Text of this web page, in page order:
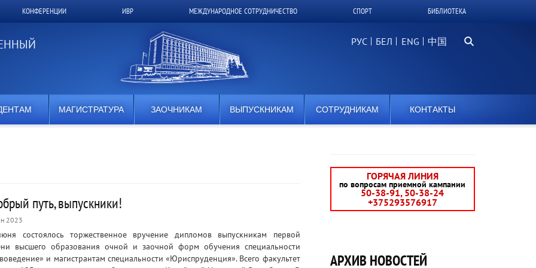
КОНФЕРЕНЦИИ ИВР МЕЖДУНАРОДНОЕ СОТРУДНИЧЕСТВО СПОРТ БИБЛИОТЕКА
РУС БЕЛ 中国 Поиск...
МАГИСТРАТУРА ЗАОЧНИКАМ ВЫПУСКНИКАМ СОТРУДНИКАМ КОНТАКТЫ
путь, выпускники!
2023
состоялось торжественное вручение дипломов выпускникам первой
высшего образования очной и заочной форм обучения специальности
и магистрантам специальности «Юриспруденция». Всего факультет
ГОРЯЧАЯ ЛИНИЯ
по вопросам приемной кампании
50-38-91, 50-38-24
+375293576917
АРХИВ НОВОСТЕЙ